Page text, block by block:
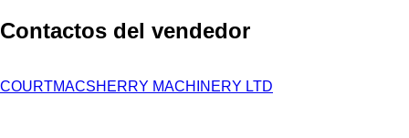
Contactos del vendedor
COURTMACSHERRY MACHINERY LTD